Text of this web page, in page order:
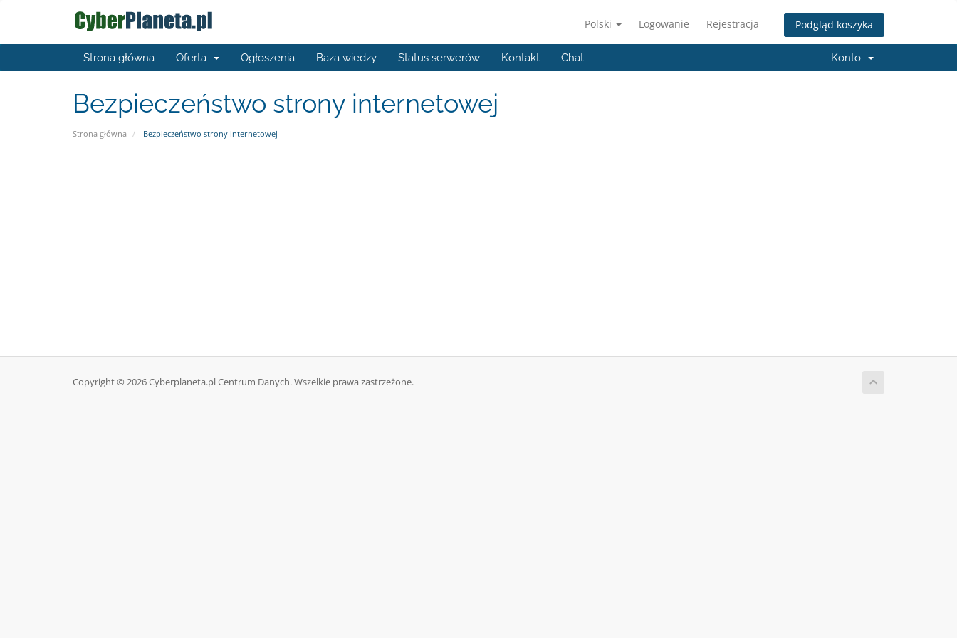
Polski Logowanie Rejestracja Podgląd koszyka
Strona główna Oferta Ogłoszenia Baza wiedzy Status serwerów Kontakt Chat Konto
Bezpieczeństwo strony internetowej
Strona główna Bezpieczeństwo strony internetowej
Copyright © 2026 Cyberplaneta.pl Centrum Danych. Wszelkie prawa zastrzeżone.